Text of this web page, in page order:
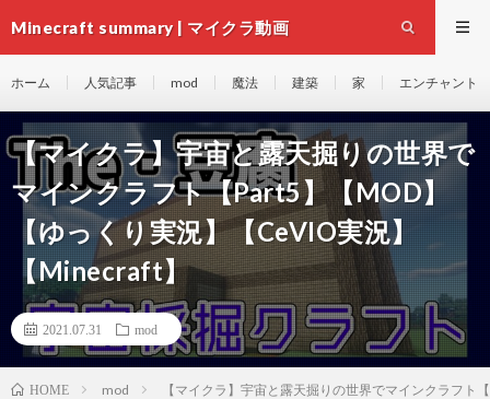
Minecraft summary | マイクラ動画
ホーム 人気記事 mod 魔法 建築 家 エンチャント
【マイクラ】宇宙と露天掘りの世界で
マインクラフト【Part5】【MOD】
【ゆっくり実況】【CeVIO実況】
【Minecraft】
2021.07.31 mod
HOME mod 【マイクラ】宇宙と露天掘りの世界でマインクラフ